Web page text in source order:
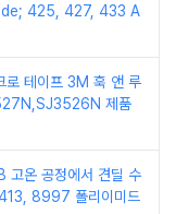
425, 427, 433 A
로 테이프 3M 훅 앤 루
제품
고온 공정에서 견딜 수
8997 폴리이미드